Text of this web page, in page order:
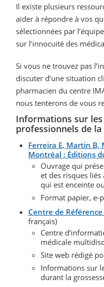
Il existe plusieurs
aider à répondre à vos
sélectionnées par
sur l’innocuité des
Si vous ne trouvez pas
discuter d’une situation
pharmacien du centre
nous tenterons de vous
Informations sur
professionnels de la
Ferreira E, Martin
Montréal : Éditions
Ouvrage qui
et des risques
qui est enceinte
Format papier, e-
Centre de
français)
Centre
médicale
Site web rédigé
Informations sur
durant la